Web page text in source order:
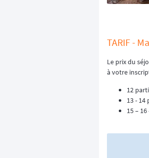
TARIF -
Le prix du
à votre
12
13 - 14
15 –